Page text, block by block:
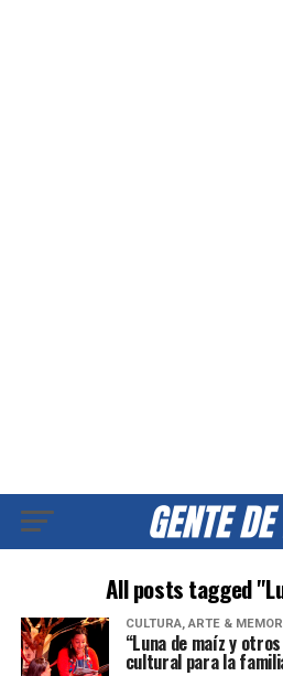
All posts tagged
CULTURA, ARTE &
“Luna de maíz y
cultural para la